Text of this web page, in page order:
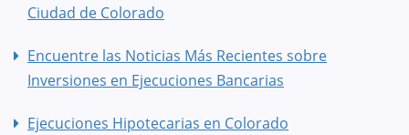
Ciudad de Colorado
Encuentre las Noticias Más Recientes sobre
Inversiones en Ejecuciones Bancarias
Ejecuciones Hipotecarias en Colorado